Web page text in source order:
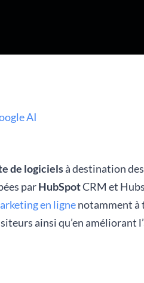
AI
de logicielsà destination
parHubSpotCRM et
en lignenotamment à
ainsi qu’en améliorant